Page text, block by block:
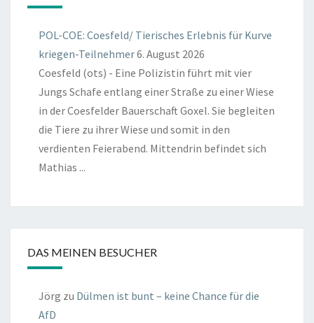
POL-COE: Coesfeld/ Tierisches Erlebnis für Kurve
kriegen-Teilnehmer6. August 2026
Coesfeld (ots) - Eine Polizistin führt mit vier
Jungs Schafe entlang einer Straße zu einer Wiese
in der Coesfelder Bauerschaft Goxel. Sie begleiten
die Tiere zu ihrer Wiese und somit in den
verdienten Feierabend. Mittendrin befindet sich
Mathias ...
DAS MEINEN BESUCHER
Jörg zu Dülmen ist bunt – keine Chance für die
AfD